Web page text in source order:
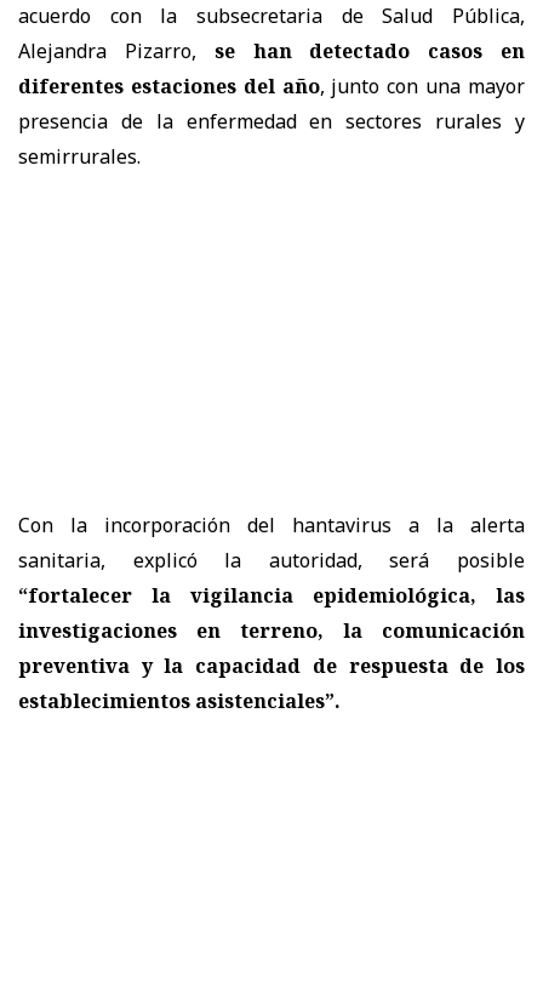
acuerdo con la subsecretaria de Salud Pública,
Alejandra Pizarro, se han detectado casos en
diferentes estaciones del año, junto con una mayor
presencia de la enfermedad en sectores rurales y
semirrurales.
Con la incorporación del hantavirus a la alerta
sanitaria, explicó la autoridad, será posible
“fortalecer la vigilancia epidemiológica, las
investigaciones en terreno, la comunicación
preventiva y la capacidad de respuesta de los
establecimientos asistenciales”.